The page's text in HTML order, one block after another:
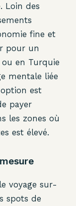
Loin des
fine et
pour un
en Turquie
mentale liée
option est
payer
les zones où
est élevé.
voyage sur-
spots de